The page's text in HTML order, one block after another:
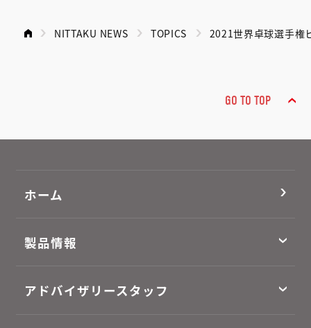
NITTAKU NEWS TOPICS 2021世界卓球選手
GO TO TOP
ホーム
製品情報
アドバイザリースタッフ